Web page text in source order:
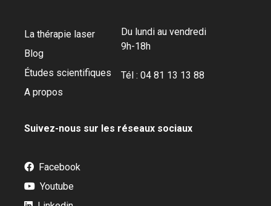
La thérapie laser
Blog
Études scientifiques
A propos
Du lundi au vendredi
9h-18h
Tél : 04 81 13 13 88
Suivez-nous sur les réseaux sociaux
Facebook
Youtube